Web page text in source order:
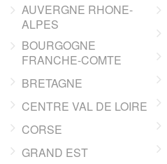
AUVERGNE RHONE-
ALPES
BOURGOGNE
FRANCHE-COMTE
BRETAGNE
CENTRE VAL DE LOIRE
CORSE
GRAND EST